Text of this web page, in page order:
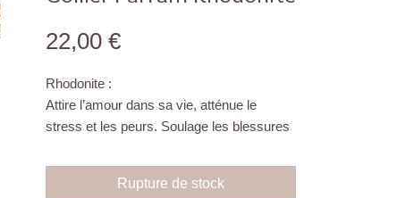
22,00 €Prix
Rhodonite :
Attire l’amour dans sa vie, atténue le
stress et les peurs. Soulage les blessures
se valoriser et à développer l’estime de
Rupture de stock